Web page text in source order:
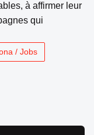
à affirmer leur
qui
/ Jobs